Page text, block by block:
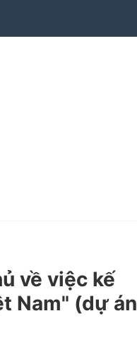
về việc kế
Nam" (dự án